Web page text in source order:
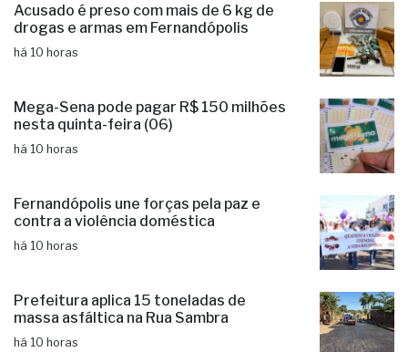
Acusado é preso com mais de 6 kg de
drogas e armas em Fernandópolis
há 10 horas
Mega-Sena pode pagar R$ 150 milhões
nesta quinta-feira (06)
há 10 horas
Fernandópolis une forças pela paz e
contra a violência doméstica
há 10 horas
Prefeitura aplica 15 toneladas de
massa asfáltica na Rua Sambra
há 10 horas